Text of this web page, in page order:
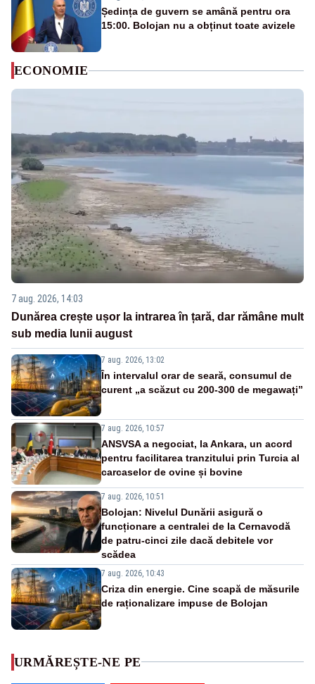
Ședința de guvern se amână pentru ora
15:00. Bolojan nu a obținut toate avizele
ECONOMIE
7 aug. 2026, 14:03
Dunărea crește ușor la intrarea în țară, dar rămâne mult
sub media lunii august
7 aug. 2026, 13:02
În intervalul orar de seară, consumul de
curent „a scăzut cu 200-300 de megawați”
7 aug. 2026, 10:57
ANSVSA a negociat, la Ankara, un acord
pentru facilitarea tranzitului prin Turcia al
carcaselor de ovine și bovine
7 aug. 2026, 10:51
Bolojan: Nivelul Dunării asigură o
funcționare a centralei de la Cernavodă
de patru-cinci zile dacă debitele vor
scădea
7 aug. 2026, 10:43
Criza din energie. Cine scapă de măsurile
de raționalizare impuse de Bolojan
URMĂREȘTE-NE PE